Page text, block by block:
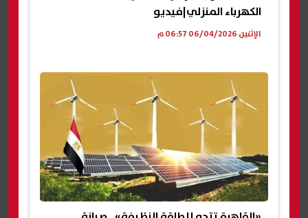
الكهرباء المنزلي|فيديو
الإثنين 06/04/2026 06:57 م